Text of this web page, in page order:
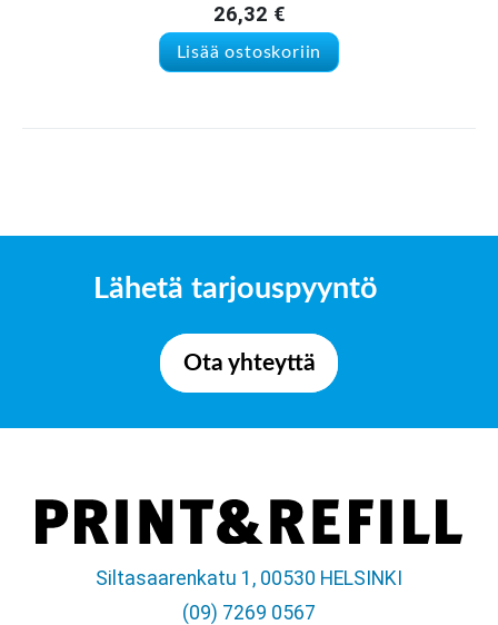
26,32 €
Lisää ostoskoriin
Lähetä tarjouspyyntö
Ota yhteyttä
Siltasaarenkatu 1, 00530 HELSINKI
(09) 7269 0567